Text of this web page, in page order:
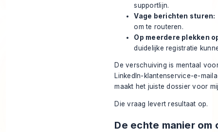
supportlijn.
Vage berichten sturen:
om te routeren.
Op meerdere plekken
duidelijke registratie
De verschuiving is mentaal
LinkedIn-klantenservice-e-
maakt het juiste dossier voor
Die vraag levert resultaat op.
De echte manier